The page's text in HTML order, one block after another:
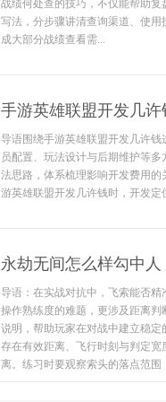
战绩何处查的技巧，不仅能帮助
写法，分步骤讲清查询渠道、使
成大部分战绩查看需...
手游英雄联盟开发几许
导语围绕手游英雄联盟开发几许
员配置、玩法设计与后期维护等
法思路，体系梳理影响开发费用
游英雄联盟开发几许钱时，开发
永劫无间怎么样勾中人
导语：在实战对抗中，飞索能否
操作熟练度的难题，更涉及距离
说明，帮助玩家在对战中建立稳
存在有效距离、飞行时刻与判定
离。练习时要观察索头的落点范围